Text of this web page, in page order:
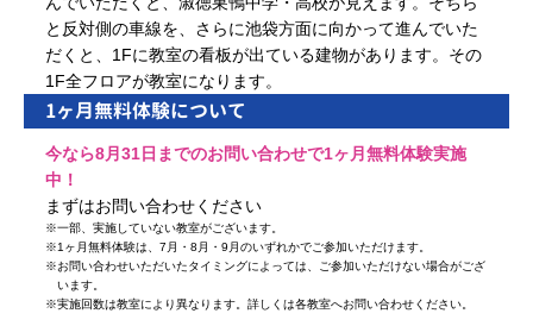
と反対側の車線を、さらに池袋方面に向かって進んでいた
だくと、1Fに教室の看板が出ている建物があります。その
1F全フロアが教室になります。
1ヶ月無料体験について
今なら8月31日までのお問い合わせで1ヶ月無料体験実施
中！
まずはお問い合わせください
※一部、実施していない教室がございます。
※1ヶ月無料体験は、7月・8月・9月のいずれかでご参加いただけます。
※お問い合わせいただいたタイミングによっては、ご参加いただけない場合がござ
います。
※実施回数は教室により異なります。詳しくは各教室へお問い合わせください。